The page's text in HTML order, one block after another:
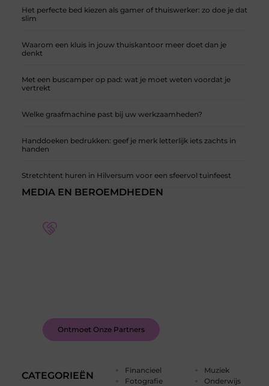
Het perfecte bed kiezen als gamer of thuiswerker: zo doe je dat
slim
Waarom een kluis in jouw thuiskantoor meer doet dan je
denkt
Met een buscamper op pad: wat je moet weten voordat je
vertrekt
Welke graafmachine past bij uw werkzaamheden?
Handdoeken bedrukken: geef je merk letterlijk iets zachts in
handen
Stretchtent huren in Hilversum voor een sfeervol tuinfeest
CATEGORIEËN
Financieel
Fotografie
Muziek
Onderwijs
MEDIA EN BEROEMDHEDEN
Ontmoet Onze Partners